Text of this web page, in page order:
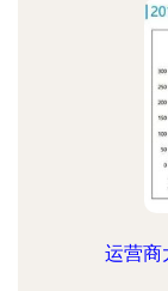
运营商